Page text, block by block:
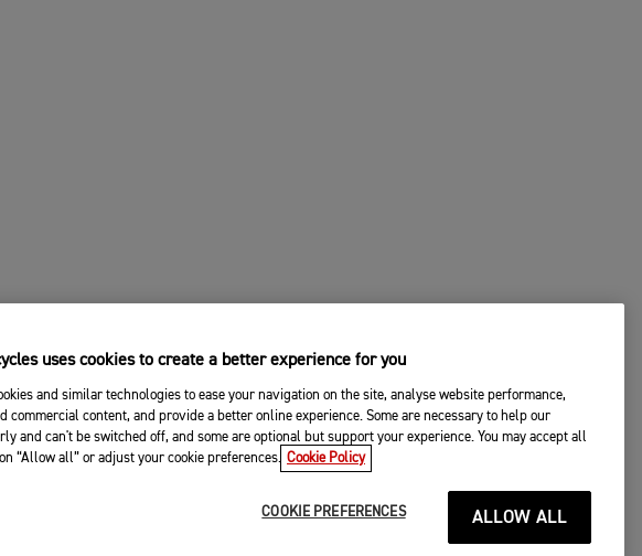
uses cookies to create a better experience for you
and similar technologies to ease your navigation on the site, analyse website performance,
commercial content, and provide a better online experience. Some are necessary to help our
and can't be switched off, and some are optional but support your experience. You may accept all
“Allow all” or adjust your cookie preferences. Cookie Policy
COOKIE PREFERENCES ALLOW ALL